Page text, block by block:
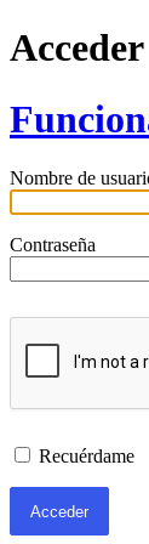
Acceder
Nombre de
Contraseña
Recuérdame